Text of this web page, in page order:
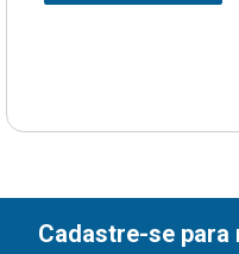
Cadastre-se para